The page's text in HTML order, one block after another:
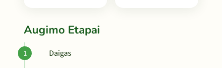
Augimo Etapai
Daigas